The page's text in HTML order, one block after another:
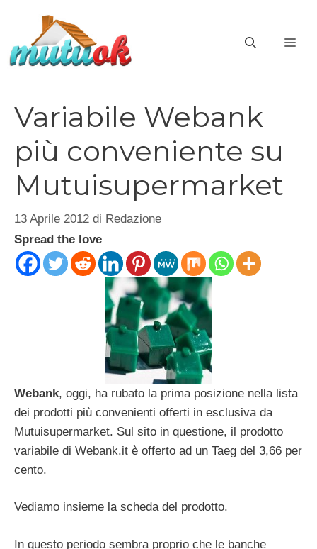
contenuto
Variabile Webank
più conveniente su
Mutuisupermarket
13 Aprile 2012 di Redazione
Spread the love
Webank, oggi, ha rubato la prima posizione nella lista
dei prodotti più convenienti offerti in esclusiva da
Mutuisupermarket. Sul sito in questione, il prodotto
variabile di Webank.it è offerto ad un Taeg del 3,66 per
cento.
Vediamo insieme la scheda del prodotto.
In questo periodo sembra proprio che le banche